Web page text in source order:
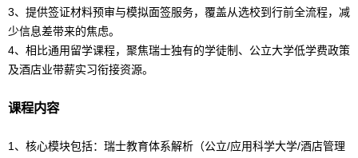
3、提供签证材料预审与模拟面签服务，覆盖从选校到行前全流程，减
少信息差带来的焦虑。
4、相比通用留学课程，聚焦瑞士独有的学徒制、公立大学低学费政策
及酒店业带薪实习衔接资源。
课程内容
1、核心模块包括：瑞士教育体系解析（公立/应用科学大学/酒店管理